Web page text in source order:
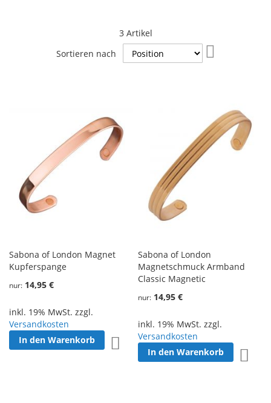
3Artikel
Sortieren nach
Sabona of London Magnet
Kupferspange
nur 14,95 €
inkl. 19% MwSt. zzgl.
Versandkosten
In den Warenkorb
Zur Wunschliste hinzufügen
Sabona of London
Magnetschmuck Armband
Classic Magnetic
nur 14,95 €
inkl. 19% MwSt. zzgl.
Versandkosten
In den Warenkorb